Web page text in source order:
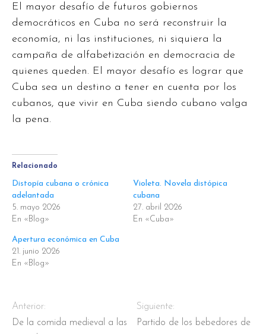
El mayor desafío de futuros gobiernos
democráticos en Cuba no será reconstruir la
economía, ni las instituciones, ni siquiera la
campaña de alfabetización en democracia de
quienes queden. El mayor desafío es lograr que
Cuba sea un destino a tener en cuenta por los
cubanos, que vivir en Cuba siendo cubano valga
la pena.
Relacionado
Distopía cubana o crónica
adelantada
5. mayo 2026
En «Blog»
Violeta. Novela distópica
cubana
27. abril 2026
En «Cuba»
Apertura económica en Cuba
21. junio 2026
En «Blog»
Anterior:
De la comida medieval a las
Siguiente:
Partido de los bebedores de